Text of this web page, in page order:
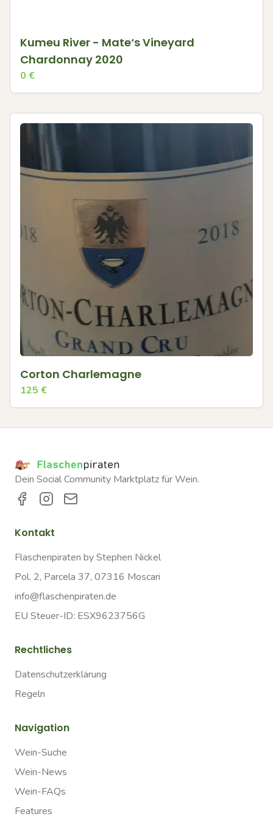
Kumeu River - Mate‘s Vineyard
Chardonnay 2020
0 €
Corton Charlemagne
125 €
Dein Social Community Marktplatz für Wein.
Kontakt
Flaschenpiraten by Stephen Nickel
Pol. 2, Parcela 37, 07316 Moscari
info@flaschenpiraten.de
EU Steuer-ID: ESX9623756G
Rechtliches
Datenschutzerklärung
Regeln
Navigation
Wein-Suche
Wein-News
Wein-FAQs
Features